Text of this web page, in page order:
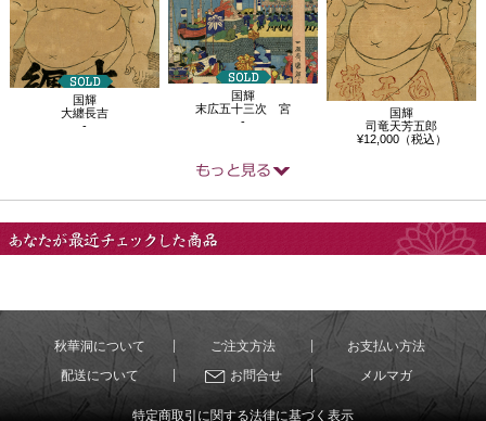
国輝
大纏長吉
-
国輝
末広五十三次 宮
-
国輝
司竜天芳五郎
¥12,000（税込）
秋華洞について ご注文方法
お支払い方法
配送について
お問合せ メルマガ
特定商取引に関する法律に基づく表示